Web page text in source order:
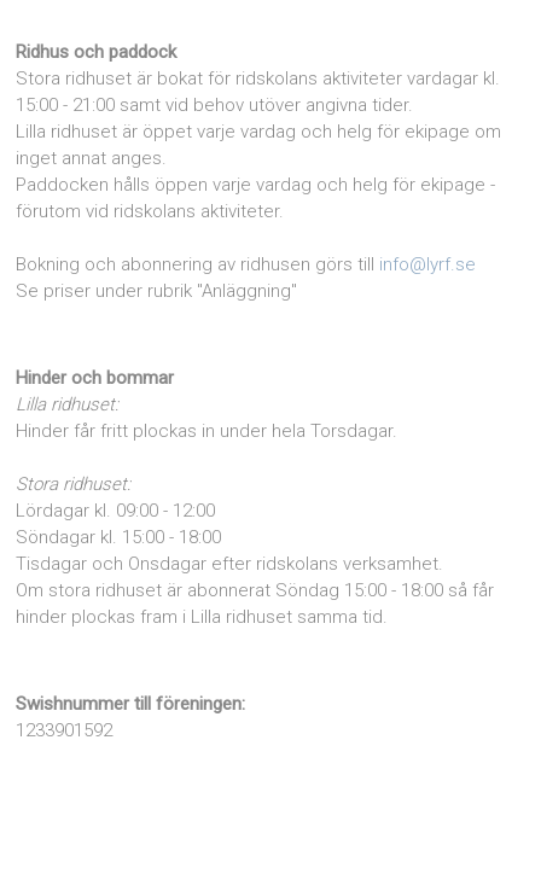
Ridhus och paddock
Stora ridhuset är bokat för ridskolans aktiviteter vardagar kl.
15:00 - 21:00 samt vid behov utöver angivna tider.
Lilla ridhuset är öppet varje vardag och helg för ekipage om
inget annat anges.
Paddocken hålls öppen varje vardag och helg för ekipage -
förutom vid ridskolans aktiviteter.
Bokning och abonnering av ridhusen görs till info@lyrf.se
Se priser under rubrik "Anläggning"
Hinder och bommar
Lilla ridhuset:
Hinder får fritt plockas in under hela Torsdagar.
Stora ridhuset:
Lördagar kl. 09:00 - 12:00
Söndagar kl. 15:00 - 18:00
Tisdagar och Onsdagar efter ridskolans verksamhet.
Om stora ridhuset är abonnerat Söndag 15:00 - 18:00 så får
hinder plockas fram i Lilla ridhuset samma tid.
Swishnummer till föreningen:
1233901592